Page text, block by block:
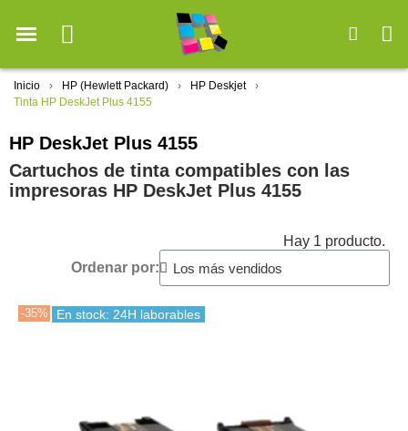
Inicio HP (Hewlett Packard)
HP Deskjet
Tinta HP DeskJet Plus 4155
HP DeskJet Plus 4155
Cartuchos de tinta compatibles con las
impresoras HP DeskJet Plus 4155
Hay 1 producto.
Ordenar por:
-35% En stock: 24H laborables